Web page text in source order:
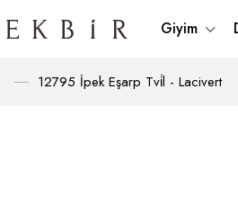
Giyim
12795 İpek Eşarp Tvi̇l - Lacivert